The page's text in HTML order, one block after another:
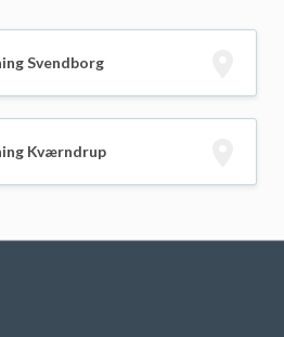
Svendborg
Kværndrup